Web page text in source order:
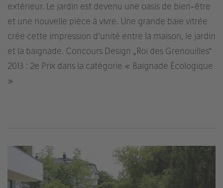
extérieur. Le jardin est devenu une oasis de bien-être
et une nouvelle pièce à vivre. Une grande baie vitrée
crée cette impression d'unité entre la maison, le jardin
et la baignade. Concours Design „Roi des Grenouilles“
2013 : 2e Prix dans la catégorie « Baignade Écologique
»